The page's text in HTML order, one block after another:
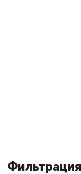
Фильтрация